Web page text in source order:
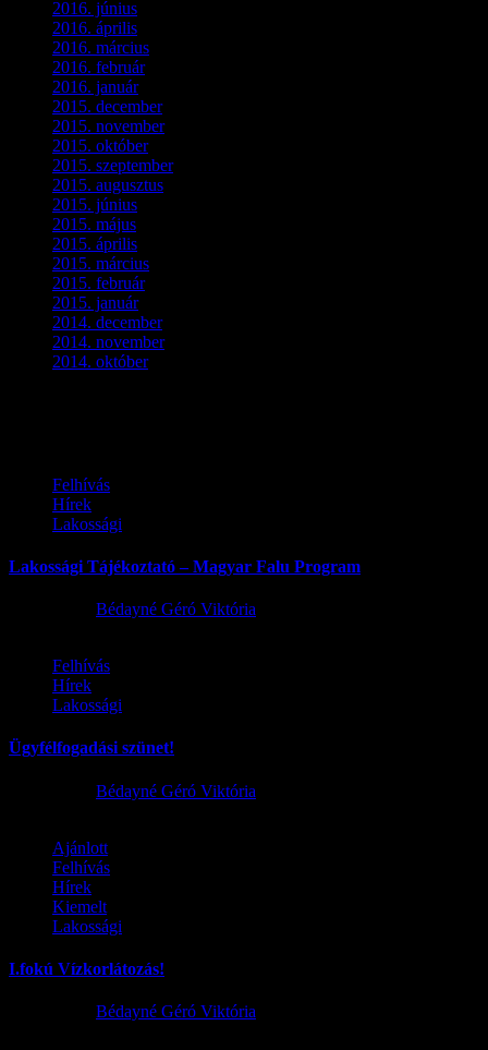
2016. június
2016. április
2016. március
2016. február(3)
2016. január(2)
2015. december(1)
2015. november(4)
2015. október(4)
2015. szeptember(5)
2015. augusztus
2015. június
2015. május
2015. április
2015. március
2015. február(2)
2015. január(5)
2014. december(4)
2014. november(1)
2014. október(2)
Felhívás
Hírek
Lakossági
Lakossági Tájékoztató – Magyar Falu Program
Bédayné Géró Viktória
Felhívás
Hírek
Lakossági
Ügyfélfogadási szünet!
Bédayné Géró Viktória
Ajánlott
Felhívás
Hírek
Kiemelt
Lakossági
I.fokú Vízkorlátozás!
Bédayné Géró Viktória